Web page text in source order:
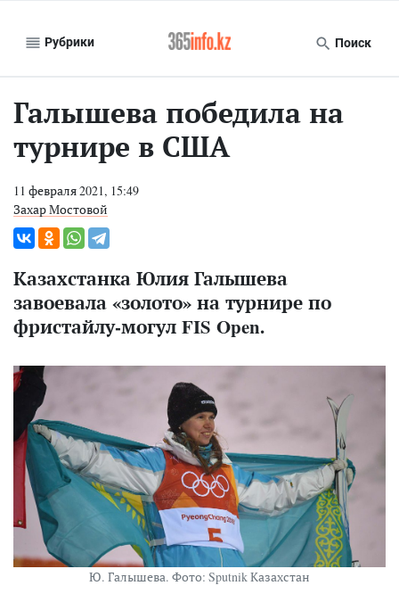
Рубрики Поиск
Галышева победила на
турнире в США
11 февраля 2021, 15:49
Захар Мостовой
Казахстанка Юлия Галышева
завоевала «золото» на турнире по
фристайлу-могул FIS Open.
Ю. Галышева. Фото: Sputnik Казахстан